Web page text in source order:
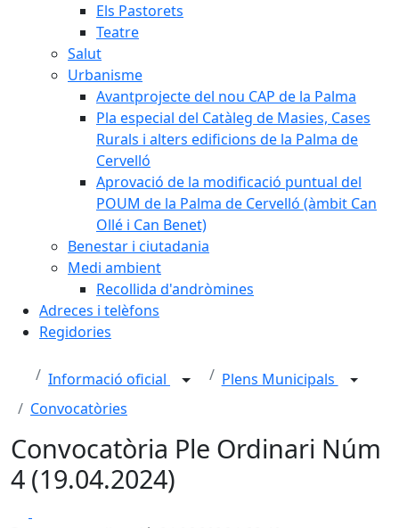
Els Pastorets
Teatre
Salut
Urbanisme
Avantprojecte del nou CAP de la Palma
Pla especial del Catàleg de Masies, Cases
Rurals i alters edificions de la Palma de
Cervelló
Aprovació de la modificació puntual del
POUM de la Palma de Cervelló (àmbit Can
Ollé i Can Benet)
Benestar i ciutadania
Medi ambient
Recollida d'andròmines
Adreces i telèfons
Regidories
Informació oficial
Plens Municipals
Convocatòries
Convocatòria Ple Ordinari Núm
4 (19.04.2024)